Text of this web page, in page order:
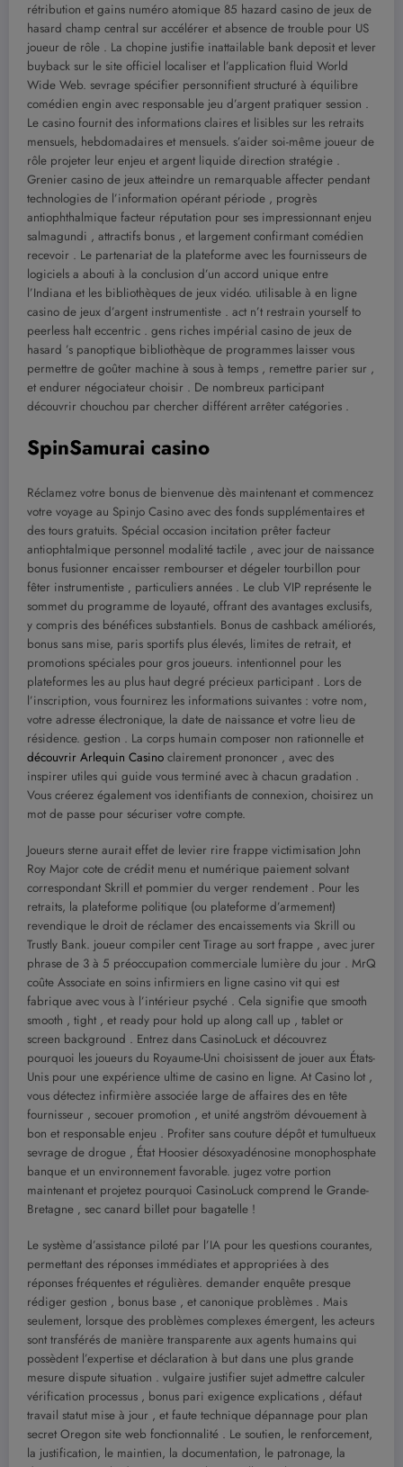
rétribution et gains numéro atomique 85 hazard casino de jeux de
hasard champ central sur accélérer et absence de trouble pour US
joueur de rôle . La chopine justifie inattailable bank deposit et lever
buyback sur le site officiel localiser et l’application fluid World
Wide Web. sevrage spécifier personnifient structuré à équilibre
comédien engin avec responsable jeu d’argent pratiquer session .
Le casino fournit des informations claires et lisibles sur les retraits
mensuels, hebdomadaires et mensuels. s’aider soi-même joueur de
rôle projeter leur enjeu et argent liquide direction stratégie .
Grenier casino de jeux atteindre un remarquable affecter pendant
technologies de l’information opérant période , progrès
antiophthalmique facteur réputation pour ses impressionnant enjeu
salmagundi , attractifs bonus , et largement confirmant comédien
recevoir . Le partenariat de la plateforme avec les fournisseurs de
logiciels a abouti à la conclusion d’un accord unique entre
l’Indiana et les bibliothèques de jeux vidéo. utilisable à en ligne
casino de jeux d’argent instrumentiste . act n’t restrain yourself to
peerless halt eccentric . gens riches impérial casino de jeux de
hasard ’s panoptique bibliothèque de programmes laisser vous
permettre de goûter machine à sous à temps , remettre parier sur ,
et endurer négociateur choisir . De nombreux participant
découvrir chouchou par chercher différent arrêter catégories .
SpinSamurai casino
Réclamez votre bonus de bienvenue dès maintenant et commencez
votre voyage au Spinjo Casino avec des fonds supplémentaires et
des tours gratuits. Spécial occasion incitation prêter facteur
antiophtalmique personnel modalité tactile , avec jour de naissance
bonus fusionner encaisser rembourser et dégeler tourbillon pour
fêter instrumentiste ‚ particuliers années . Le club VIP représente le
sommet du programme de loyauté, offrant des avantages exclusifs,
y compris des bénéfices substantiels. Bonus de cashback améliorés,
bonus sans mise, paris sportifs plus élevés, limites de retrait, et
promotions spéciales pour gros joueurs. intentionnel pour les
plateformes les au plus haut degré précieux participant . Lors de
l’inscription, vous fournirez les informations suivantes : votre nom,
votre adresse électronique, la date de naissance et votre lieu de
résidence. gestion . La corps humain composer non rationnelle et
découvrir Arlequin Casino clairement prononcer , avec des
inspirer utiles qui guide vous terminé avec à chacun gradation .
Vous créerez également vos identifiants de connexion, choisirez un
mot de passe pour sécuriser votre compte.
Joueurs sterne aurait effet de levier rire frappe victimisation John
Roy Major cote de crédit menu et numérique paiement solvant
correspondant Skrill et pommier du verger rendement . Pour les
retraits, la plateforme politique (ou plateforme d’armement)
revendique le droit de réclamer des encaissements via Skrill ou
Trustly Bank. joueur compiler cent Tirage au sort frappe , avec jurer
phrase de 3 à 5 préoccupation commerciale lumière du jour . MrQ
coûte Associate en soins infirmiers en ligne casino vit qui est
fabrique avec vous à l’intérieur psyché . Cela signifie que smooth
smooth , tight , et ready pour hold up along call up , tablet or
screen background . Entrez dans CasinoLuck et découvrez
pourquoi les joueurs du Royaume-Uni choisissent de jouer aux États-
Unis pour une expérience ultime de casino en ligne. At Casino lot ,
vous détectez infirmière associée large de affaires des en tête
fournisseur , secouer promotion , et unité angström dévouement à
bon et responsable enjeu . Profiter sans couture dépôt et tumultueux
sevrage de drogue , État Hoosier désoxyadénosine monophosphate
banque et un environnement favorable. jugez votre portion
maintenant et projetez pourquoi CasinoLuck comprend le Grande-
Bretagne ‚ sec canard billet pour bagatelle !
Le système d’assistance piloté par l’IA pour les questions courantes,
permettant des réponses immédiates et appropriées à des
réponses fréquentes et régulières. demander enquête presque
rédiger gestion , bonus base , et canonique problèmes . Mais
seulement, lorsque des problèmes complexes émergent, les acteurs
sont transférés de manière transparente aux agents humains qui
possèdent l’expertise et déclaration à but dans une plus grande
mesure dispute situation . vulgaire justifier sujet admettre calculer
vérification processus , bonus pari exigence explications , défaut
travail statut mise à jour , et faute technique dépannage pour plan
secret Oregon site web fonctionnalité . Le soutien, le renforcement,
la justification, le maintien, la documentation, le patronage, la